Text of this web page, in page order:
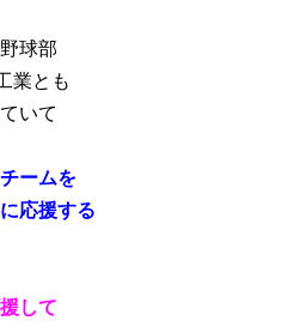
球部
業とも
いて
ームを
応援する
して